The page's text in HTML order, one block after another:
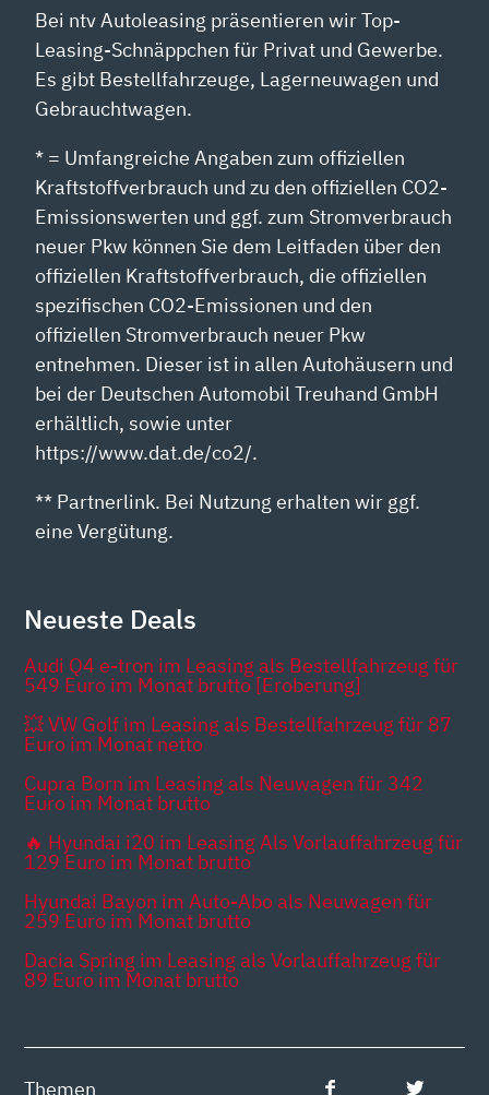
Bei ntv Autoleasing präsentieren wir Top-
Leasing-Schnäppchen für Privat und Gewerbe.
Es gibt Bestellfahrzeuge, Lagerneuwagen und
Gebrauchtwagen.
* = Umfangreiche Angaben zum offiziellen
Kraftstoffverbrauch und zu den offiziellen CO2-
Emissionswerten und ggf. zum Stromverbrauch
neuer Pkw können Sie dem Leitfaden über den
offiziellen Kraftstoffverbrauch, die offiziellen
spezifischen CO2-Emissionen und den
offiziellen Stromverbrauch neuer Pkw
entnehmen. Dieser ist in allen Autohäusern und
bei der Deutschen Automobil Treuhand GmbH
erhältlich, sowie unter
https://www.dat.de/co2/.
** Partnerlink. Bei Nutzung erhalten wir ggf.
eine Vergütung.
Neueste Deals
Audi Q4 e-tron im Leasing als Bestellfahrzeug für
549 Euro im Monat brutto [Eroberung]
💥 VW Golf im Leasing als Bestellfahrzeug für 87
Euro im Monat netto
Cupra Born im Leasing als Neuwagen für 342
Euro im Monat brutto
🔥 Hyundai i20 im Leasing Als Vorlauffahrzeug für
129 Euro im Monat brutto
Hyundai Bayon im Auto-Abo als Neuwagen für
259 Euro im Monat brutto
Dacia Spring im Leasing als Vorlauffahrzeug für
89 Euro im Monat brutto
Themen